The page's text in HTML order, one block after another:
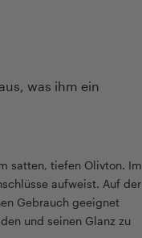
was ihm ein
satten, tiefen Olivton. Im
aufweist. Auf der
Gebrauch geeignet
und seinen Glanz zu